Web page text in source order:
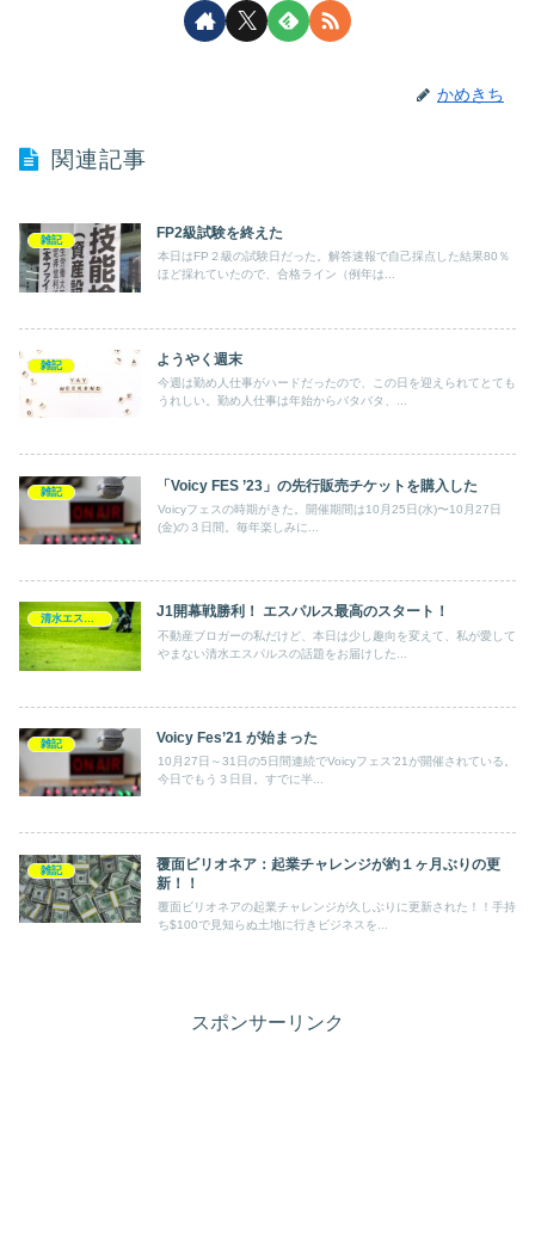
かめきち
関連記事
雑記 FP2級試験を終えた
本日はFP２級の試験日だった。解答速報で自己採点した結果80％
ほど採れていたので、合格ライン（例年は...
雑記 ようやく週末
今週は勤め人仕事がハードだったので、この日を迎えられてとても
うれしい。勤め人仕事は年始からバタバタ、...
雑記 「Voicy FES ’23」の先行販売チケットを購入した
Voicyフェスの時期がきた。開催期間は10月25日(水)〜10月27日
(金)の３日間。毎年楽しみに...
J1開幕戦勝利！ エスパルス最高のスタート！
不動産ブロガーの私だけど、本日は少し趣向を変えて、私が愛して
やまない清水エスパルスの話題をお届けした...
雑記 Voicy Fes’21 が始まった
10月27日～31日の5日間連続でVoicyフェス’21が開催されている。
今日でもう３日目。すでに半...
雑記
覆面ビリオネア：起業チャレンジが約１ヶ月ぶりの更
新！！
覆面ビリオネアの起業チャレンジが久しぶりに更新された！！手持
ち$100で見知らぬ土地に行きビジネスを...
スポンサーリンク